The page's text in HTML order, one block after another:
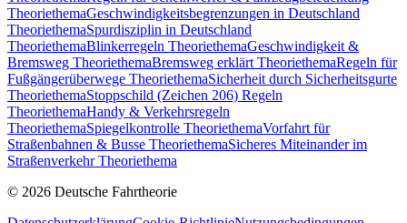
TheoriethemaGeschwindigkeitsbegrenzungen in Deutschland
TheoriethemaSpurdisziplin in Deutschland
TheoriethemaBlinkerregeln TheoriethemaGeschwindigkeit &
Bremsweg TheoriethemaBremsweg erklärt TheoriethemaRegeln für
Fußgängerüberwege TheoriethemaSicherheit durch Sicherheitsgurte
TheoriethemaStoppschild (Zeichen 206) Regeln
TheoriethemaHandy & Verkehrsregeln
TheoriethemaSpiegelkontrolle TheoriethemaVorfahrt für
Straßenbahnen & Busse TheoriethemaSicheres Miteinander im
Straßenverkehr Theoriethema
© 2026 Deutsche Fahrtheorie